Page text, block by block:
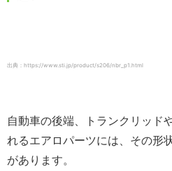
出典：https://www.sti.jp/product/s206/nbr_p1.html
自動車の後端、トランクリッド
れるエアロパーツには、その形
があります。